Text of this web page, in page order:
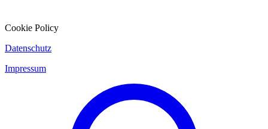
Cookie Policy
Datenschutz
Impressum